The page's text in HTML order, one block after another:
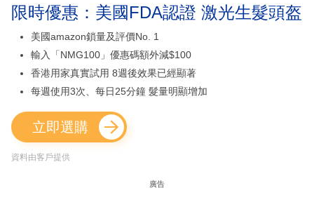
限時優惠：美國FDA認證 激光生髮頭盔
美國amazon鎖量及評價No. 1
輸入「NMG100」優惠碼額外減$100
香港用家真實試用 8週後效果已經顯著
每週使用3次、每日25分鐘 髮量明顯增加
立即選購
資料由客戶提供
廣告